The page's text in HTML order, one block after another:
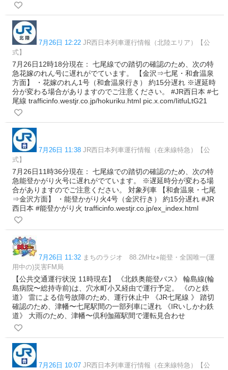
7月26日 12:22 JR西日本列車運行情報（北陸エリア）【公
式】
7月26日12時18分現在： 七尾線での踏切の確認のため、次の特
急花嫁のれん号に遅れがでています。 【金沢⇒七尾・和倉温泉
方面】 ・花嫁のれん1号（和倉温泉行き） 約15分遅れ ※遅延時
分が変わる場合がありますのでご注意ください。 #JR西日本 #七
尾線 trafficinfo.westjr.co.jp/hokuriku.html pic.x.com/IitfuLtG21
7月26日 11:38 JR西日本列車運行情報（在来線特急）【公
式】
7月26日11時36分現在： 七尾線での踏切の確認のため、次の特
急能登かがり火号に遅れがでています。 ※遅延時分が変わる場
合がありますのでご注意ください。 対象列車 【和倉温泉・七尾
⇒金沢方面】 ・能登かがり火4号（金沢行き） 約15分遅れ #JR
西日本 #能登かがり火 trafficinfo.westjr.co.jp/ex_index.html
7月26日 11:32 まちのラジオ 88.2MHz⭐︎能登・全国唯一(運
用中の)災害FM局
【公共交通運行状況 11時現在】 《北鉄奥能登バス》 輪島線(輪
島病院〜総持寺前)は、穴水町小又経由で運行予定。 《のと鉄
道》 雷による信号故障のため、運行休止中 《JR七尾線 》 踏切
確認のため、津幡〜七尾駅間の一部列車に遅れ 《IRいしかわ鉄
道》 大雨のため、津幡〜倶利伽羅駅間で運転見合わせ
7月26日 10:07 JR西日本列車運行情報（在来線特急）【公